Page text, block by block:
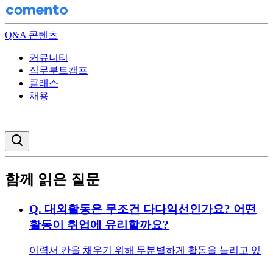
Q&A 콘텐츠
커뮤니티
직무부트캠프
클래스
채용
함께 읽은 질문
Q. 대외활동은 무조건 다다익선인가요? 어떤
활동이 취업에 유리할까요?
이력서 칸을 채우기 위해 무분별하게 활동을 늘리고 있